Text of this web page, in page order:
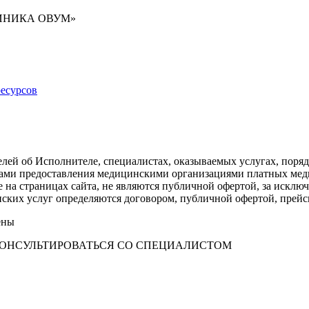
ОВУМ»
об Исполнителе, специалистах, оказываемых услугах,
предоставления медицинскими организациями платных
страницах сайта, не являются публичной офертой, за
услуг определяются договором, публичной офертой,
СО СПЕЦИАЛИСТОМ